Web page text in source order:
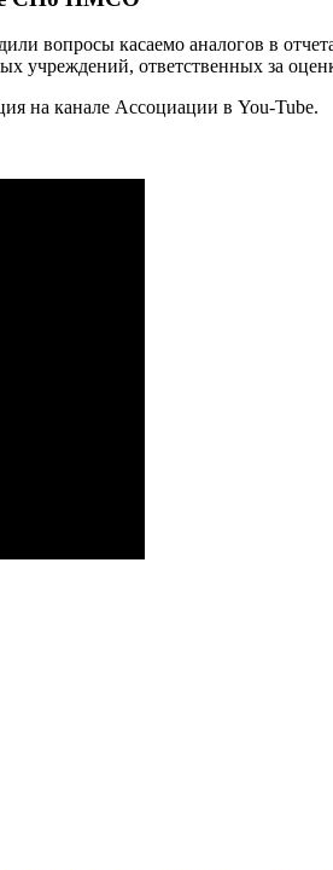
вопросы касаемо аналогов в
учреждений, ответственных за
на канале Ассоциации в You-Tube.